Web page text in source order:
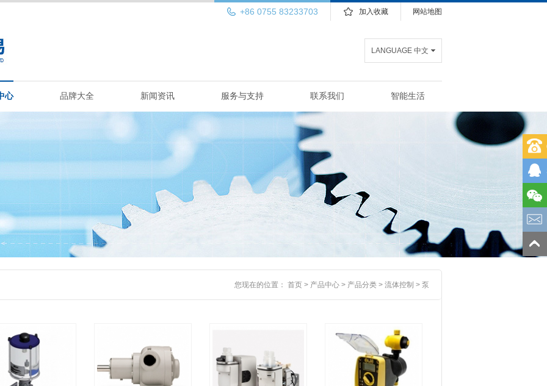
网站地图
加入收藏
+86 0755 83233703
LANGUAGE 中文
心 品牌大全 新闻资讯 服务与支持 联系我们 智能生活
您现在的位置： 首页 > 产品中心 > 产品分类 > 流体控制 > 泵